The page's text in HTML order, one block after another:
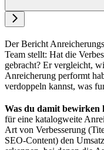
Der Bericht
Team stellt: Hat die
gebracht? Er vergleicht,
Anreicherung performt
verdoppeln kannst, was
Was du damit bewirken
für eine katalogweite
Art von Verbesserung
SEO-Content) den